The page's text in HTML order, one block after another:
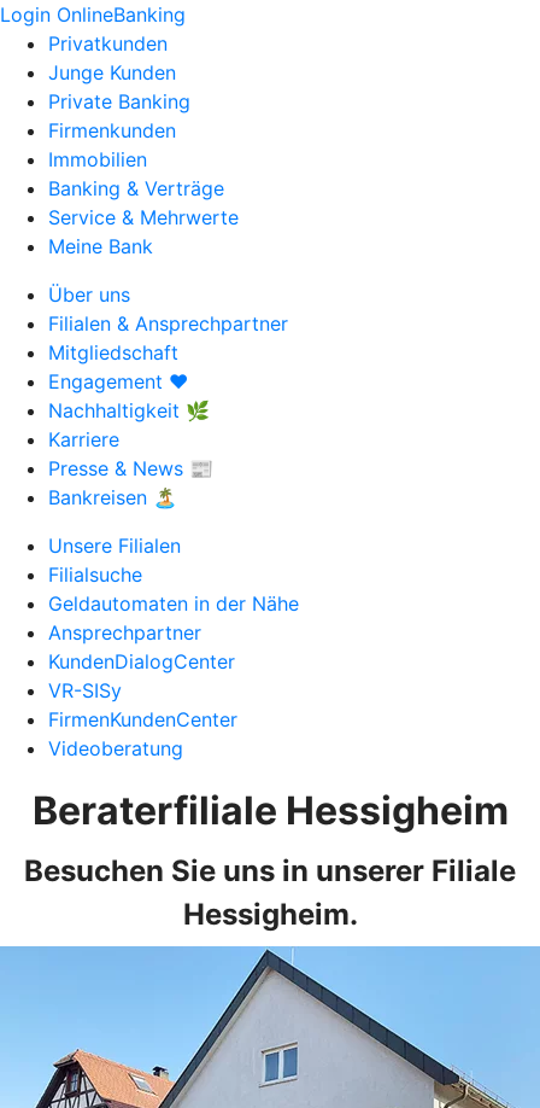
Login OnlineBanking
Privatkunden
Junge Kunden
Private Banking
Firmenkunden
Immobilien
Banking & Verträge
Service & Mehrwerte
Meine Bank
Über uns
Filialen & Ansprechpartner
Mitgliedschaft
Engagement ❤️
Nachhaltigkeit 🌿
Karriere
Presse & News 📰
Bankreisen 🏝️
Unsere Filialen
Filialsuche
Geldautomaten in der Nähe
Ansprechpartner
KundenDialogCenter
VR-SISy
FirmenKundenCenter
Videoberatung
Beraterfiliale Hessigheim
Besuchen Sie uns in unserer Filiale
Hessigheim.